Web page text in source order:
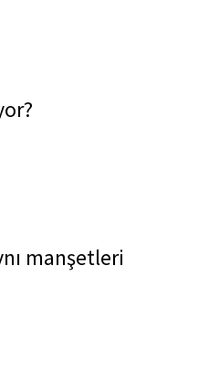
manşetleri